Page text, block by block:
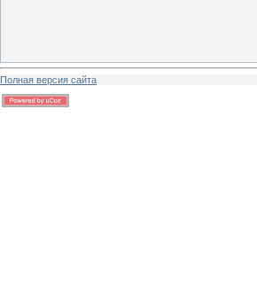
Полная версия сайта